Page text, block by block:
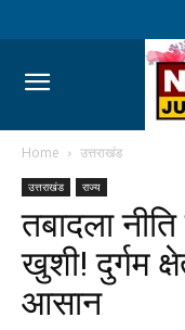
Home उत्तराखंड
उत्तराखंड राज्य
तबादला
खुशी! दुर्गम
आसान